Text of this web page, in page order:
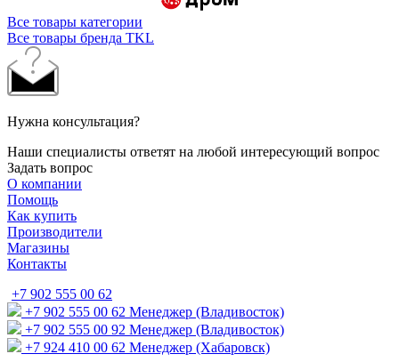
Все товары категории
Все товары бренда TKL
Нужна консультация?
Наши специалисты ответят на любой интересующий вопрос
Задать вопрос
О компании
Помощь
Как купить
Производители
Магазины
Контакты
+7 902 555 00 62
+7 902 555 00 62 Менеджер (Владивосток)
+7 902 555 00 92 Менеджер (Владивосток)
+7 924 410 00 62 Менеджер (Хабаровск)